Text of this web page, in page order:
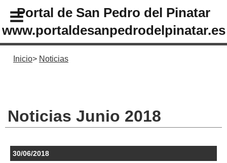
Portal de San Pedro del Pinatar
www.portaldesanpedrodelpinatar.es
Inicio Noticias
Noticias Junio 2018
30/06/2018